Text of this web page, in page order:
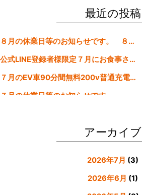
k
最近の投稿
８月の休業日等のお知らせです。 ８月より定休日は金曜日のみにします。
公式LINE登録者様限定７月にお食事された方にサービスクーポン発行
７月のEV車90分間無料200v普通充電クーポン券！！
７月の休業日等のお知らせです。
アーカイブ
2026年7月 (3)
2026年6月 (1)